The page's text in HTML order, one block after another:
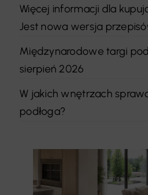
Więcej informacji dla
Jest nowa wersja
Międzynarodowe targi
sierpień 2026
W jakich wnętrzach
podłoga?